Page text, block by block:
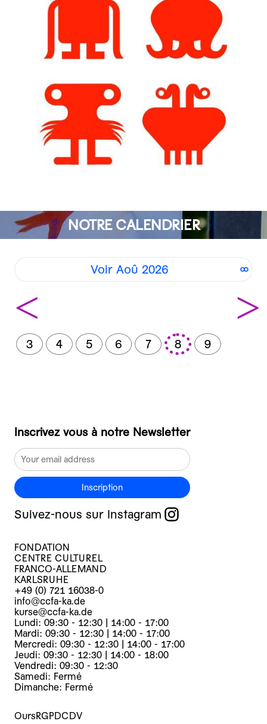
NOTRE CALENDRIER
Voir Aoû 2026
< >
3 4 5 6 7 8 9
Inscrivez vous à notre Newsletter
Inscription
Suivez-nous sur Instagram
FONDATION
CENTRE CULTUREL
FRANCO-ALLEMAND
KARLSRUHE
+49 (0) 721 16038-0
info@ccfa-ka.de
kurse@ccfa-ka.de
Lundi: 09:30 - 12:30 | 14:00 - 17:00
Mardi: 09:30 - 12:30 | 14:00 - 17:00
Mercredi: 09:30 - 12:30 | 14:00 - 17:00
Jeudi: 09:30 - 12:30 | 14:00 - 18:00
Vendredi: 09:30 - 12:30
Samedi: Fermé
Dimanche: Fermé
OursRGPDCDV